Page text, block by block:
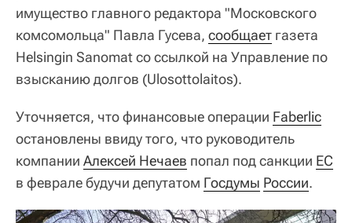
имущество главного редактора "Московского
комсомольца" Павла Гусева, сообщает газета
Helsingin Sanomat со ссылкой на Управление по
взысканию долгов (Ulosottolaitos).
Уточняется, что финансовые операции Faberlic
остановлены ввиду того, что руководитель
компании Алексей Нечаев попал под санкции ЕС
в феврале будучи депутатом Госдумы России.